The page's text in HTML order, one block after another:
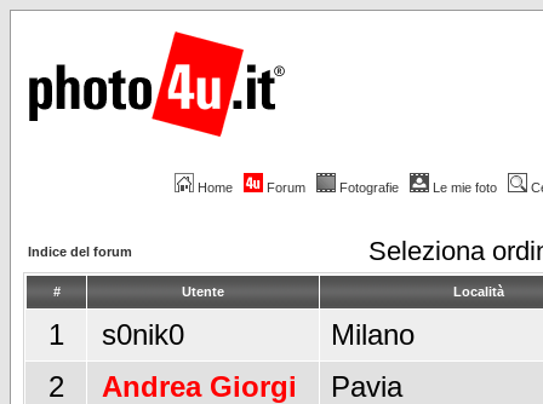
Home Forum Fotografie Le mie foto
Indice del forum Seleziona
# Utente Località
1 s0nik0
Milano
2
Andrea Giorgi
Pavia